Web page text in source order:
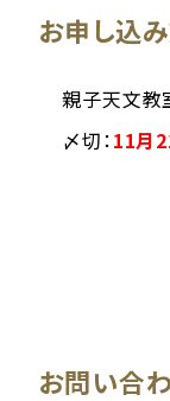
お申し込
親子天文教
〆切：11月
お問い合